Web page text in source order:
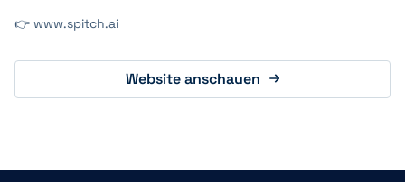
👉 www.spitch.ai
Website anschauen